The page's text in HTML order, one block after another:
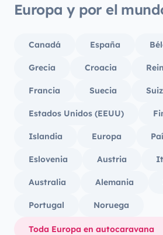
Europa y por el
Canadá España
Grecia Croacia
Francia Suecia
Estados Unidos (EEUU)
Islandia Europa
Eslovenia Austria
Australia Alemania
Portugal Noruega
Toda Europa en autocaravana